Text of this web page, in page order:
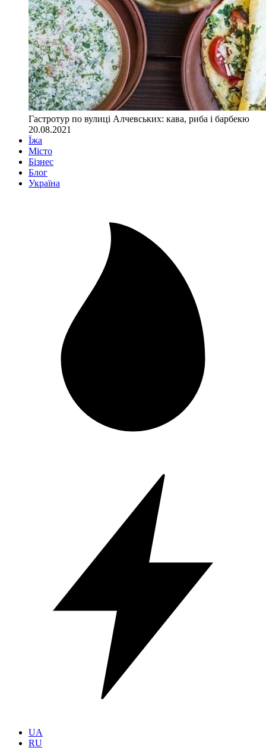
Гастротур по вулиці Алчевських: кава, риба і барбекю
20.08.2021
Їжа
Місто
Бізнес
Блог
Україна
UA
RU